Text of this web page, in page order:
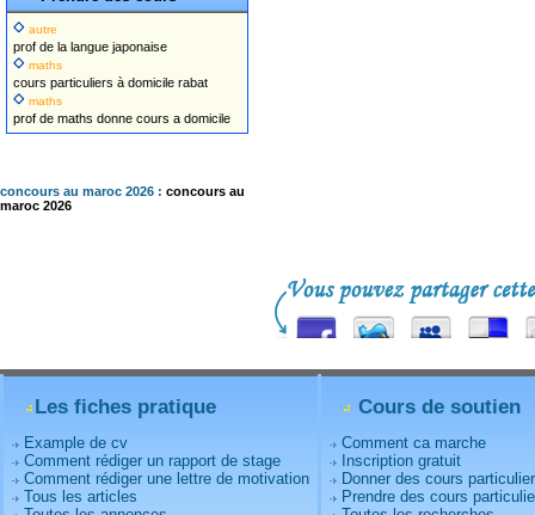
autre
prof de la langue japonaise
maths
cours particuliers à domicile rabat
maths
prof de maths donne cours a domicile
concours au maroc 2026 : concours au
maroc 2026
Les fiches pratique
Example de cv
Comment rédiger un rapport de stage
Comment rédiger une lettre de motivation
Tous les articles
Cours de soutien
Comment ca marche
Inscription gratuit
Donner des cours
Prendre des cours